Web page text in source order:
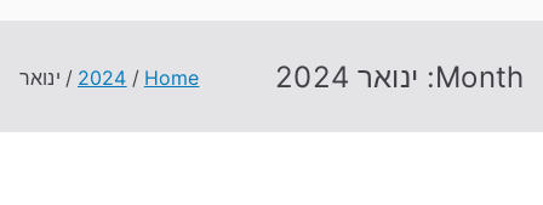
Month: ינואר 2024 Home
2024 ינואר